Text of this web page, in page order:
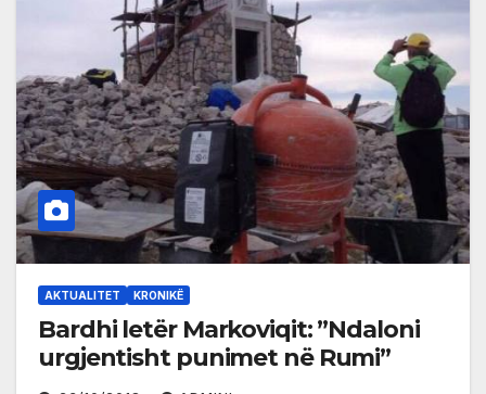
AKTUALITET KRONIKË
Bardhi letër Markoviqit: ”Ndaloni
urgjentisht punimet në Rumi”